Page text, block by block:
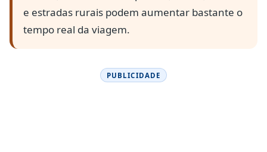
e estradas rurais podem aumentar bastante o
tempo real da viagem.
PUBLICIDADE